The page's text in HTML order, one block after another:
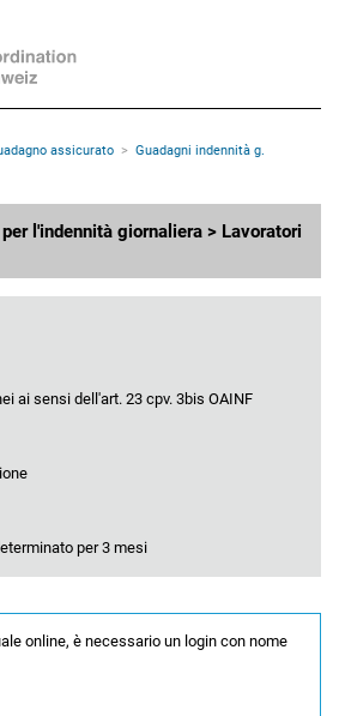
assicurato
Guadagni indennità g.
l'indennità giornaliera > Lavoratori
ai sensi dell'art. 23 cpv. 3bis OAINF
per 3 mesi
online, è necessario un login con nome